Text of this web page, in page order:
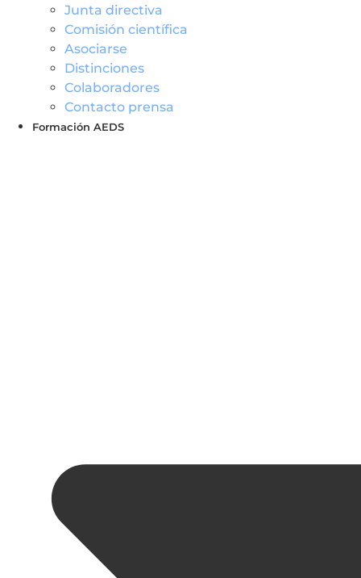
Junta directiva
Comisión científica
Asociarse
Distinciones
Colaboradores
Contacto prensa
Formación AEDS